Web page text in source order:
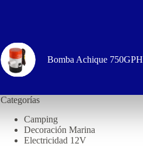
Bomba Achique 750GPH
Categorías
Camping
Decoración Marina
Electricidad 12V